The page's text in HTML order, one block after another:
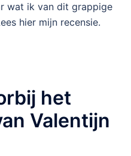
wat ik van dit grappige
hier mijn recensie.
het
Valentijn